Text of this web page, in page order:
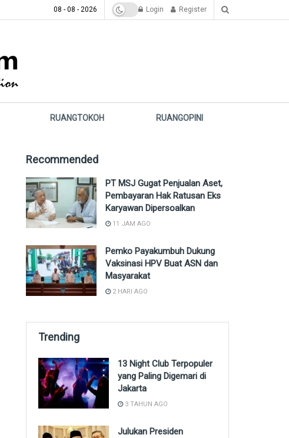
08 - 08 - 2026 Login Register
RUANGTOKOH RUANGOPINI
Recommended
PT MSJ Gugat Penjualan Aset,
Pembayaran Hak Ratusan Eks
Karyawan Dipersoalkan
11 JAM AGO
Pemko Payakumbuh Dukung
Vaksinasi HPV Buat ASN dan
Masyarakat
2 HARI AGO
Trending
13 Night Club Terpopuler
yang Paling Digemari di
Jakarta
3 TAHUN AGO
Julukan Presiden